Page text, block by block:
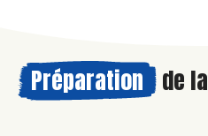
Préparation de la